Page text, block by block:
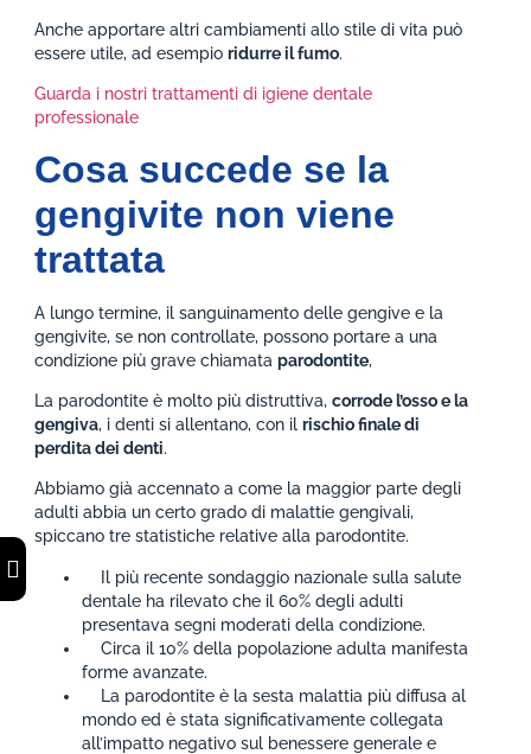
Anche apportare altri cambiamenti allo stile di vita può
essere utile, ad esempioridurre il fumo.
Guarda i nostri trattamenti di igiene dentale
professionale
Cosa succede se la
gengivite non viene
trattata
A lungo termine, il sanguinamento delle gengive e la
gengivite, se non controllate, possono portare a una
condizione più grave chiamataparodontite,
La parodontite è molto più distruttiva,corrode l’osso e la
gengiva, i denti si allentano, con ilrischio finale di
perdita dei denti.
Abbiamo già accennato a come la maggior parte degli
adulti abbia un certo grado di malattie gengivali,
spiccano tre statistiche relative alla parodontite.
Il più recente sondaggio nazionale sulla salute
dentale ha rilevato che il 60% degli adulti
presentava segni moderati della condizione.
Circa il 10% della popolazione adulta manifesta
forme avanzate.
La parodontite è la sesta malattia più diffusa al
mondo ed è stata significativamente collegata
all’impatto negativo sul benessere generale e